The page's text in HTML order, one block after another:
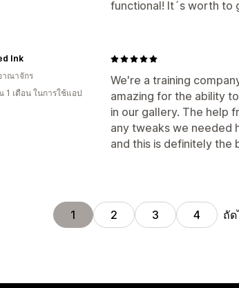
functional! It´s worth to
We're a training
amazing for the ability
in our gallery. The help
any tweaks we needed
and this is definitely the
Ink
าณาจักร
1 เดือน ในการใช้แอป
1 2 3 4 ถัด